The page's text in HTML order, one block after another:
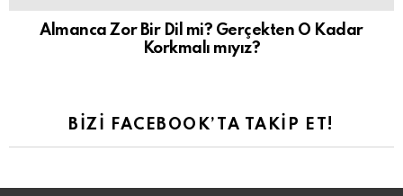
Almanca Zor Bir Dil mi? Gerçekten O Kadar
Korkmalı mıyız?
BIZI FACEBOOK’TA TAKIP ET!